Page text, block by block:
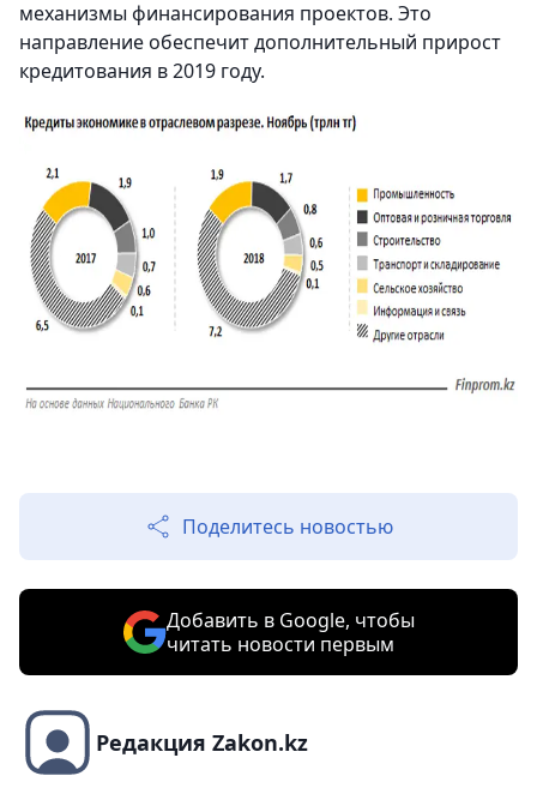
механизмы финансирования проектов. Это
направление обеспечит дополнительный прирост
кредитования в 2019 году.
Поделитесь новостью
Добавить в Google, чтобы
читать новости первым
Редакция Zakon.kz